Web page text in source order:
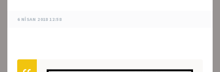
6 NISAN 2018 12:58